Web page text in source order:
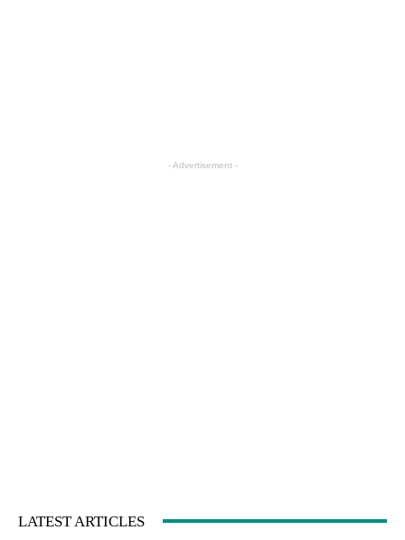
- Advertisement -
LATEST ARTICLES